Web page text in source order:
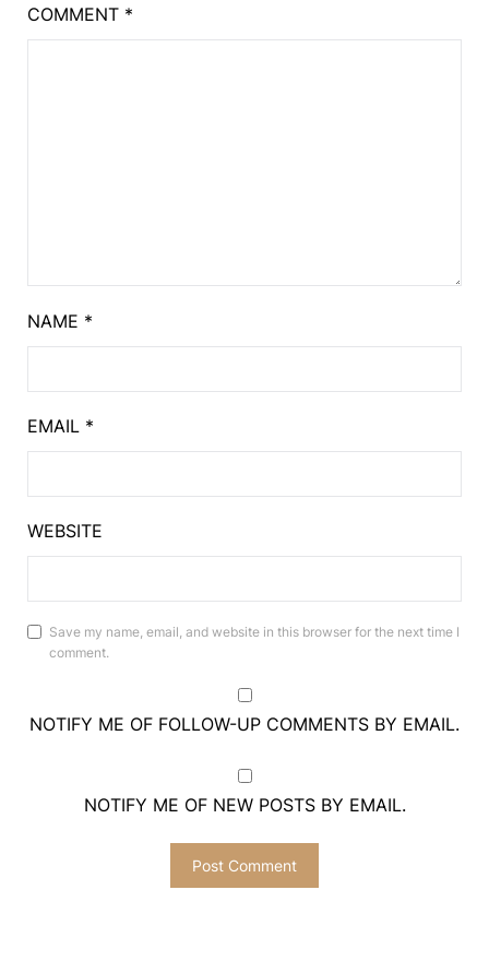
COMMENT *
NAME *
EMAIL *
WEBSITE
Save my name, email, and website in this browser for the next time I
comment.
NOTIFY ME OF FOLLOW-UP COMMENTS BY EMAIL.
NOTIFY ME OF NEW POSTS BY EMAIL.